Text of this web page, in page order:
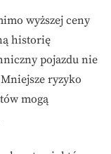
wyższej ceny
historię
pojazdu nie
ryzyko
mogą